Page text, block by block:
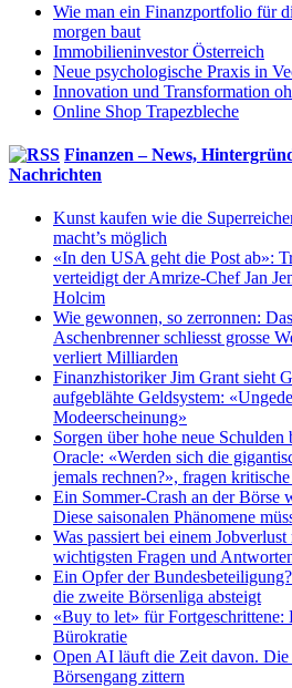
Wie man ein Finanzportfolio für
morgen baut
Immobilieninvestor Österreich
Neue psychologische Praxis in
Innovation und Transformation
Online Shop Trapezbleche
Finanzen – News,
Nachrichten
Kunst kaufen wie die
macht’s möglich
«In den USA geht die Post ab»:
verteidigt der Amrize-Chef Jan
Holcim
Wie gewonnen, so zerronnen:
Aschenbrenner schliesst grosse
verliert Milliarden
Finanzhistoriker Jim Grant sieht
aufgeblähte Geldsystem:
Modeerscheinung»
Sorgen über hohe neue
Oracle: «Werden sich die
jemals rechnen?», fragen
Ein Sommer-Crash an der Börse
Diese saisonalen Phänomene
Was passiert bei einem
wichtigsten Fragen und
Ein Opfer der
die zweite Börsenliga absteigt
«Buy to let» für
Bürokratie
Open AI läuft die Zeit davon.
Börsengang zittern